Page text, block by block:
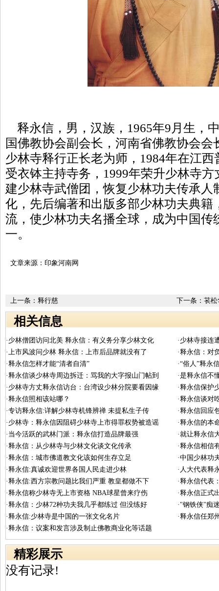
释永信，男，汉族，1965年9月生，
国佛教协会副会长，河南省佛教协会会
少林寺释行正长老为师，1984年在江
受衣钵主持寺务，1999年荣升少林寺
建少林寺武僧团，恢复少林功夫传承人
化，先后编著和出版多部少林功夫典籍
流，使少林功夫名播全球，成为中国传
一。
文章来源：印象河南网
下一条： 苌松
上一条： 释行慈
相关信息
·少林僧团访问北美 释永信：有义务分享少林文化
·少林寺接连
·上市风波问少林 释永信：上市后品牌就没有了
·释永信：对
·释永信怎样才能“清者自清”
·“俗人”释永
·释永信谈少林寺周边拆迁：骂我的大字报山门帖到
·是释永信不
·少林寺方丈释永信访台：台湾设少林分院要看因缘
·释永信保护
·释永信照相该站哪？
·释永信谈对
·专访释永信:详解少林寺机锋辨禅 未提私生子传
·释永信回应
·少林寺：释永信因阻碍少林寺上市得罪权势被造谣
·释永信的本
·当今活跃的武林门派：释永信打造品牌最强
·就让释永信
·释永信：从少林寺与少林文化谈文化传承
·释永信相信
·释永信：城市佛道教文化该如何生存立足
·中国少林
·释永信:真诚欢迎世界各国人民走进少林
·人大代表释
·释永信:西方宗教问题比我们严重 教皇都做不下
·释永信代表
·释永信称少林寺无上市资格 NBA球星曾来疗伤
·释永信正式
·释永信：少林72种功夫我几乎都练过 但没练好
·"钢铁侠"痴
·释永信:少林寺是中国的一张文化名片
·释永信任郑
·释永信：议案和发言涉及制止佛教商业化等话题
精彩展示
没有记录!